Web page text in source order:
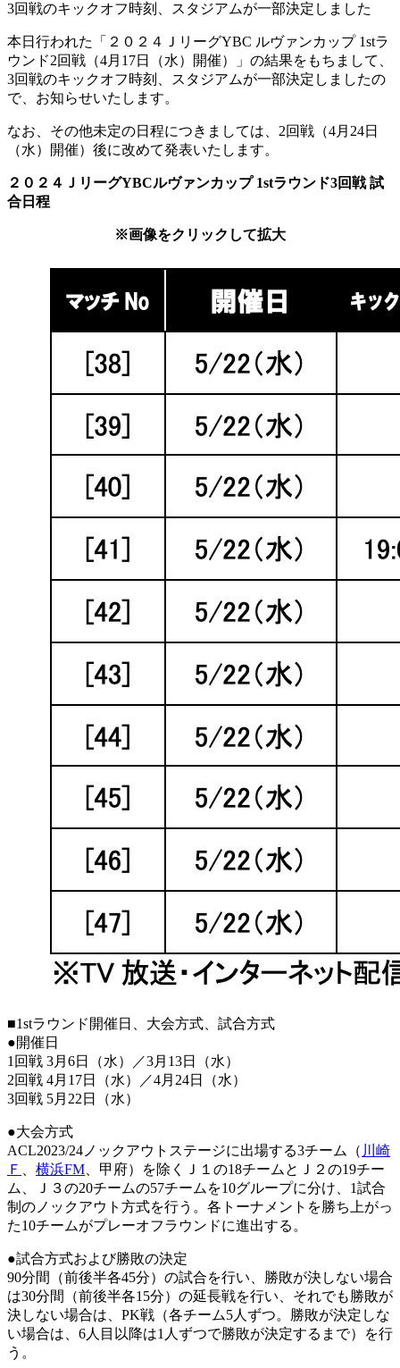
3回戦のキックオフ時刻、スタジアムが一部決定しました
本日行われた「２０２４ＪリーグYBC ルヴァンカップ 1stラ
ウンド2回戦（4月17日（水）開催）」の結果をもちまして、
3回戦のキックオフ時刻、スタジアムが一部決定しましたの
で、お知らせいたします。
なお、その他未定の日程につきましては、2回戦（4月24日
（水）開催）後に改めて発表いたします。
２０２４ＪリーグYBCルヴァンカップ 1stラウンド3回戦 試
合日程
※画像をクリックして拡大
■1stラウンド開催日、大会方式、試合方式
●開催日
1回戦 3月6日（水）／3月13日（水）
2回戦 4月17日（水）／4月24日（水）
3回戦 5月22日（水）
●大会方式
ACL2023/24ノックアウトステージに出場する3チーム（ 川崎
Ｆ
横浜FM 、甲府）を除くＪ１の18チームとＪ２の19チー
ム、Ｊ３の20チームの57チームを10グループに分け、1試合
制のノックアウト方式を行う。各トーナメントを勝ち上がっ
た10チームがプレーオフラウンドに進出する。
●試合方式および勝敗の決定
90分間（前後半各45分）の試合を行い、勝敗が決しない場合
は30分間（前後半各15分）の延長戦を行い、それでも勝敗が
決しない場合は、PK戦（各チーム5人ずつ。勝敗が決定しな
い場合は、6人目以降は1人ずつで勝敗が決定するまで）を行
う。